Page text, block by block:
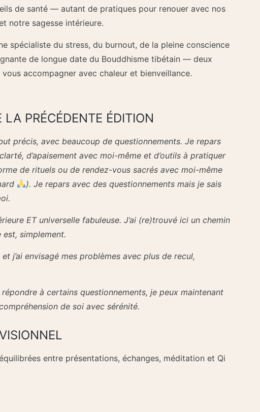
de santé — autant de pratiques pour renouer avec nos
notre sagesse intérieure.
spécialiste du stress, du burnout, de la pleine conscience
de longue date du Bouddhisme tibétain — deux
accompagner avec chaleur et bienveillance.
LA PRÉCÉDENTE ÉDITION
précis, avec beaucoup de questionnements. Je repars
d’apaisement avec moi-même et d’outils à pratiquer
de rituels ou de rendez-vous sacrés avec moi-même
). Je repars avec des questionnements mais je sais
ET universelle fabuleuse. J’ai (re)trouvé ici un chemin
est, simplement.
j’ai envisagé mes problèmes avec plus de recul,
répondre à certains questionnements, je peux maintenant
de soi avec sérénité.
entre présentations, échanges, méditation et Qi